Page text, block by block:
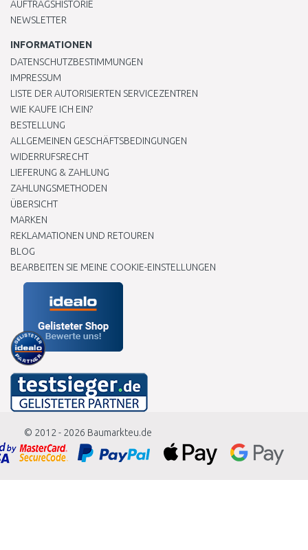
AUFTRAGSHISTORIE
NEWSLETTER
INFORMATIONEN
DATENSCHUTZBESTIMMUNGEN
IMPRESSUM
LISTE DER AUTORISIERTEN SERVICEZENTREN
WIE KAUFE ICH EIN?
BESTELLUNG
ALLGEMEINEN GESCHÄFTSBEDINGUNGEN
WIDERRUFSRECHT
LIEFERUNG & ZAHLUNG
ZAHLUNGSMETHODEN
ÜBERSICHT
MARKEN
REKLAMATIONEN UND RETOUREN
BLOG
BEARBEITEN SIE MEINE COOKIE-EINSTELLUNGEN
© 2012 - 2026 Baumarkteu.de